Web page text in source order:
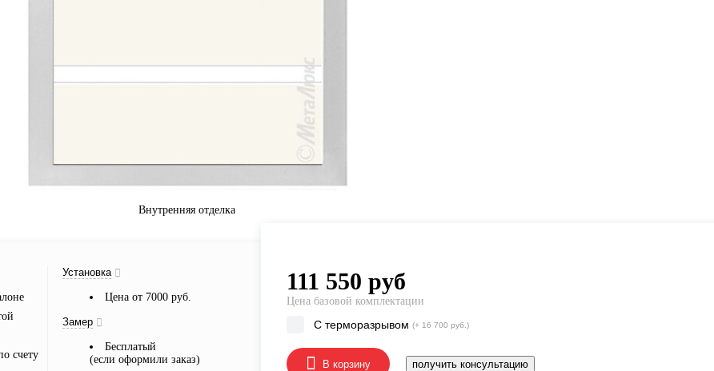
Внутренняя отделка
счету
Установка
Цена от 7000 руб.
Замер
Бесплатый
(если оформили заказ)
111 550 руб
Цена базовой комплектации
С терморазрывом (+ 16 700 руб.)
В корзину получить консультацию